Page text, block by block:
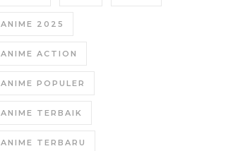
ANIME 2025
ANIME ACTION
ANIME POPULER
ANIME TERBAIK
ANIME TERBARU